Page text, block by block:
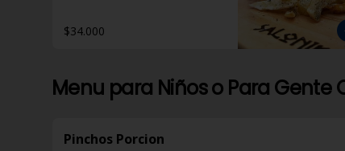
$34.000
Menu para Niños o Para Gente
Pinchos Porcion